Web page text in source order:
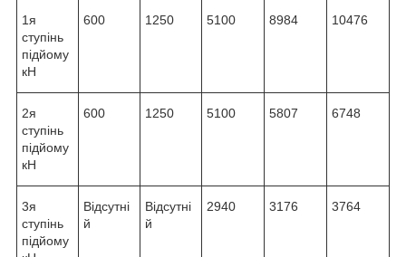
1я
ступінь
підйому
кН
600 1250 5100 8984 10476
2я
ступінь
підйому
кН
600 1250 5100 5807 6748
3я
ступінь
підйому
Відсутні
й
Відсутні
й
2940 3176 3764